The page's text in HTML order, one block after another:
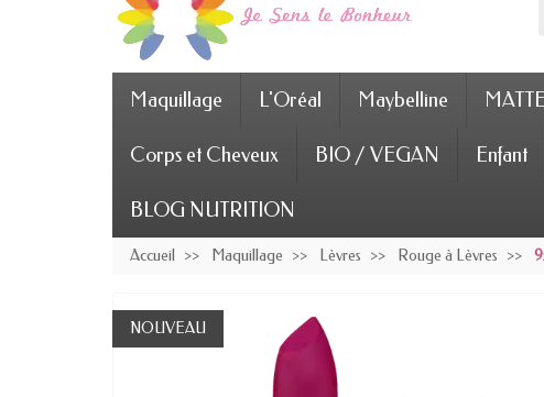
Maquillage L'Oréal Maybelline
Corps et Cheveux BIO / VEGAN Enfant
BLOG NUTRITION
Accueil Maquillage Lèvres Rouge à Lèvres
NOUVEAU